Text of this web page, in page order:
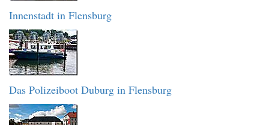
Innenstadt in Flensburg
Das Polizeiboot Duburg in Flensburg